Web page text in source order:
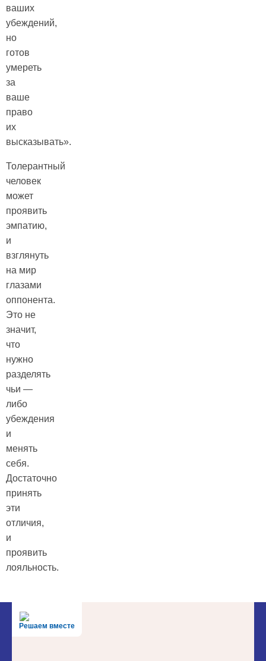
ваших
убеждений,
но
готов
умереть
за
ваше
право
их
высказывать».
Толерантный
человек
может
проявить
эмпатию,
и
взглянуть
на мир
глазами
оппонента.
Это не
значит,
что
нужно
разделять
чьи —
либо
убеждения
и
менять
себя.
Достаточно
принять
эти
отличия,
и
проявить
лояльность.
Решаем вместе